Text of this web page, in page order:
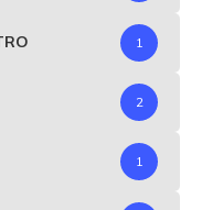
1
2
1